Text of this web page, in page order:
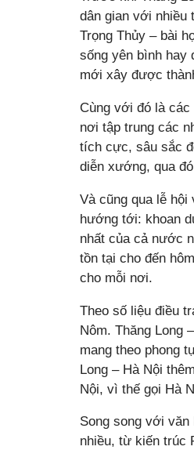
dân gian với
Trọng Thủy – bài
sống yên bình hay
mới xây được
Cùng với đó là
nơi tập trung các
tích cực, sâu sắc
diễn xướng, qua
Và cũng qua lễ hội
hướng tới: khoan
nhất của cả nước
tồn tại cho đến
cho mỗi nơi.
Theo số liệu điều
Nôm. Thăng Long
mang theo phong
Long – Hà Nội
Nội, vì thế gọi Hà
Song song với văn
nhiều, từ kiến trúc